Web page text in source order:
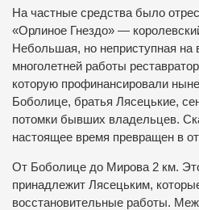
На частные средства было
«Орлиное Гнездо» —
Небольшая, но неприступная на
многолетней работы
которую профинансировали
Боболице, братья Лясецькие,
потомки бывших владельцев.
настоящее время превращен в
От Боболице до Мирова 2 км.
принадлежит Лясецьким,
восстановительные работы.